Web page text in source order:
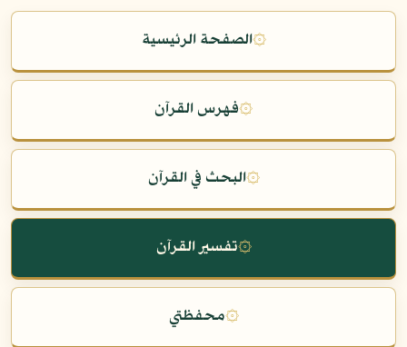
۞الصفحة الرئيسية
۞فهرس القرآن
۞البحث في القرآن
۞تفسير القرآن
۞محفظتي